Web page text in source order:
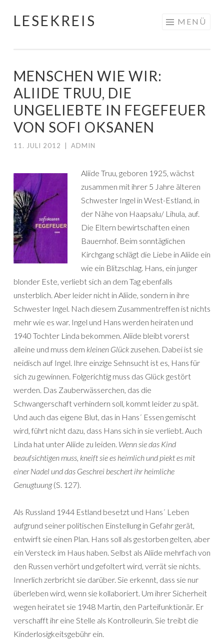
Springe
LESEKREIS MENÜ
MENSCHEN WIE WIR:
ALIIDE TRUU, DIE
UNGELIEBTE IN FEGEFEUER
VON SOFI OKSANEN
11. JULI 2012 ADMIN
Aliide Truu, geboren 1925, wächst
zusammen mit ihrer 5 Jahre älteren
Schwester Ingel in West-Estland, in
der Nähe von Haapsalu/ Lihula, auf.
Die Eltern bewirtschaften einen
Bauernhof. Beim sonntäglichen
Kirchgang schlägt die Liebe in Aliide ein
wie ein Blitzschlag. Hans, ein junger
blonder Este, verliebt sich an dem Tag ebenfalls
unsterblich. Aber leider nicht in Aliide, sondern in ihre
Schwester Ingel. Nach diesem Zusammentreffen ist nichts
mehr wie es war. Ingel und Hans werden heiraten und
1940 Tochter Linda bekommen. Aliide bleibt vorerst
alleine und muss dem kleinen Glück zusehen. Dabei ist sie
neidisch auf Ingel. Ihre einzige Sehnsucht ist es, Hans für
sich zu gewinnen. Folgerichtig muss das Glück gestört
werden. Das Zauberwässerchen, das die
Schwangerschaft verhindern soll, kommt leider zu spät.
Und auch das eigene Blut, das in Hans´ Essen gemischt
wird, führt nicht dazu, dass Hans sich in sie verliebt. Auch
Linda hat unter Aliide zu leiden. Wenn sie das Kind
beaufsichtigen muss, kneift sie es heimlich und piekt es mit
einer Nadel und das Geschrei beschert ihr heimliche
Genugtuung(S. 127).
Als Russland 1944 Estland besetzt und Hans´ Leben
aufgrund seiner politischen Einstellung in Gefahr gerät,
entwirft sie einen Plan. Hans soll als gestorben gelten, aber
ein Versteck im Haus haben. Selbst als Aliide mehrfach von
den Russen verhört und gefoltert wird, verrät sie nichts.
Innerlich zerbricht sie darüber. Sie erkennt, dass sie nur
überleben wird, wenn sie kollaboriert. Um ihrer Sicherheit
wegen heiratet sie 1948 Martin, den Parteifunktionär. Er
verschafft ihr eine Stelle als Kontrolleurin. Sie treibt die
Kinderlosigkeitsgebühr ein.